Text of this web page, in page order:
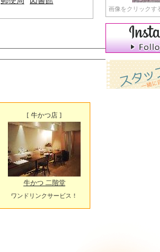
[ 牛かつ店 ]
牛かつ 二階堂
ワンドリンクサービス！
画像をクリックす